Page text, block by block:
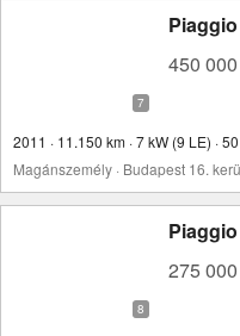
450
2011 · 11.150 km · 7 kW (9 LE) ·
Magánszemély · Budapest 16.
275